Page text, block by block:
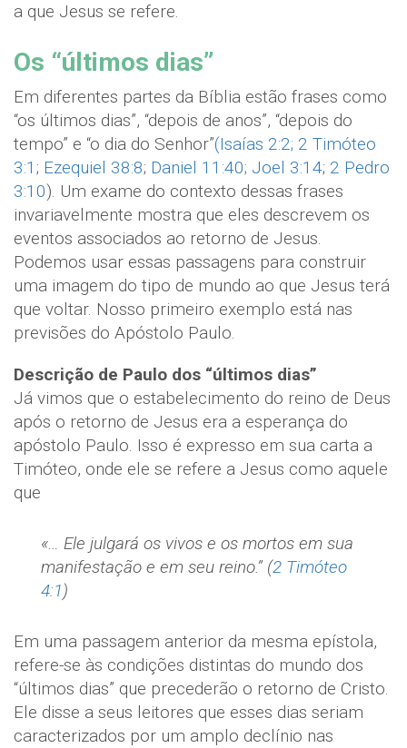
a que Jesus se refere.
Os “últimos dias”
Em diferentes partes da Bíblia estão frases como
“os últimos dias”, “depois de anos”, “depois do
tempo” e “o dia do Senhor”(Isaías 2:2; 2 Timóteo
3:1 ; Ezequiel 38:8; Daniel 11:40; Joel 3:14; 2 Pedro
3:10). Um exame do contexto dessas frases
invariavelmente mostra que eles descrevem os
eventos associados ao retorno de Jesus.
Podemos usar essas passagens para construir
uma imagem do tipo de mundo ao que Jesus terá
que voltar. Nosso primeiro exemplo está nas
previsões do Apóstolo Paulo.
Descrição de Paulo dos “últimos dias”
Já vimos que o estabelecimento do reino de Deus
após o retorno de Jesus era a esperança do
apóstolo Paulo. Isso é expresso em sua carta a
Timóteo, onde ele se refere a Jesus como aquele
que
«… Ele julgará os vivos e os mortos em sua
manifestação e em seu reino.” (2 Timóteo
4:1)
Em uma passagem anterior da mesma epístola,
refere-se às condições distintas do mundo dos
“últimos dias” que precederão o retorno de Cristo.
Ele disse a seus leitores que esses dias seriam
caracterizados por um amplo declínio nas